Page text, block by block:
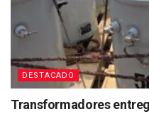
DESTACADO
Transformadores